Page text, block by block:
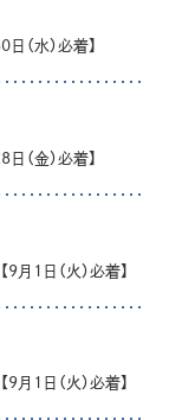
（水）必着】
（金）必着】
1日（火）必着】
1日（火）必着】